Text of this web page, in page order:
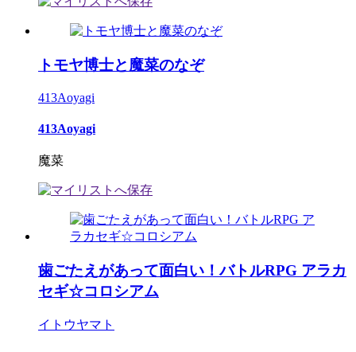
トモヤ博士と魔菜のなぞ
413Aoyagi
413Aoyagi
魔菜
歯ごたえがあって面白い！バトルRPG アラカ
セギ☆コロシアム
イトウヤマト